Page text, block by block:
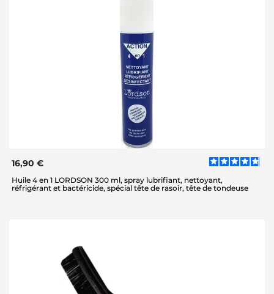
16,90 €
Huile 4 en 1 LORDSON 300 ml, spray lubrifiant, nettoyant,
réfrigérant et bactéricide, spécial tête de rasoir, tête de tondeuse